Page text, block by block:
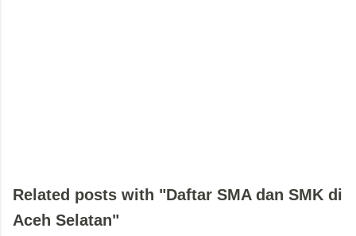
Related posts with "Daftar SMA dan SMK di
Aceh Selatan"